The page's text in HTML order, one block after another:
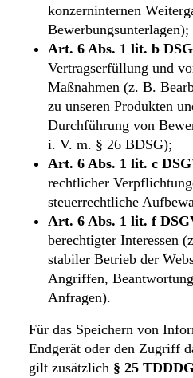
konzerninternen
Bewerbungsunterlagen);
Art. 6 Abs. 1 lit. b
Vertragserfüllung und
Maßnahmen (z. B.
zu unseren Produkten
Durchführung von
i. V. m. § 26 BDSG);
Art. 6 Abs. 1 lit. c
rechtlicher
steuerrechtliche
Art. 6 Abs. 1 lit. f
berechtigter Interessen
stabiler Betrieb der
Angriffen,
Anfragen).
Für das Speichern von
Endgerät oder den Zugriff
gilt zusätzlich § 25